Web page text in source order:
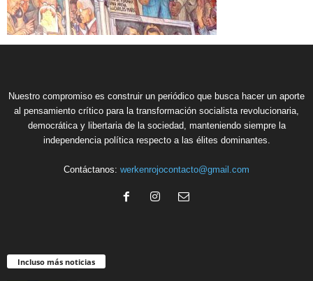
Nuestro compromiso es construir un periódico que busca hacer un aporte
al pensamiento crítico para la transformación socialista revolucionaria,
democrática y libertaria de la sociedad, manteniendo siempre la
independencia política respecto a las élites dominantes.
Contáctanos: werkenrojocontacto@gmail.com
Incluso más noticias